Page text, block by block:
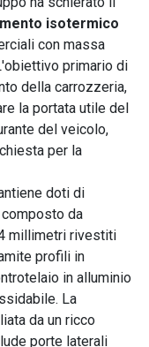
isotermico
con massa
primario di
della carrozzeria,
la portata utile del
del veicolo,
per la
doti di
da
millimetri rivestiti
profili in
in alluminio
La
da un ricco
porte laterali